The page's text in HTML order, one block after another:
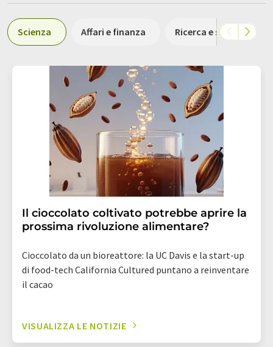
Scienza Affari e finanza Ricerca e sviluppo
Il cioccolato coltivato potrebbe aprire la
prossima rivoluzione alimentare?
Cioccolato da un bioreattore: la UC Davis e la start-up
di food-tech California Cultured puntano a reinventare
il cacao
VISUALIZZA LE NOTIZIE